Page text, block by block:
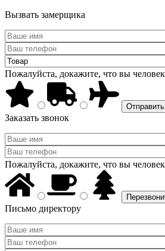
Вызвать замерщика
Пожалуйста, докажите, что вы
Заказать звонок
Пожалуйста, докажите, что вы
Письмо директору